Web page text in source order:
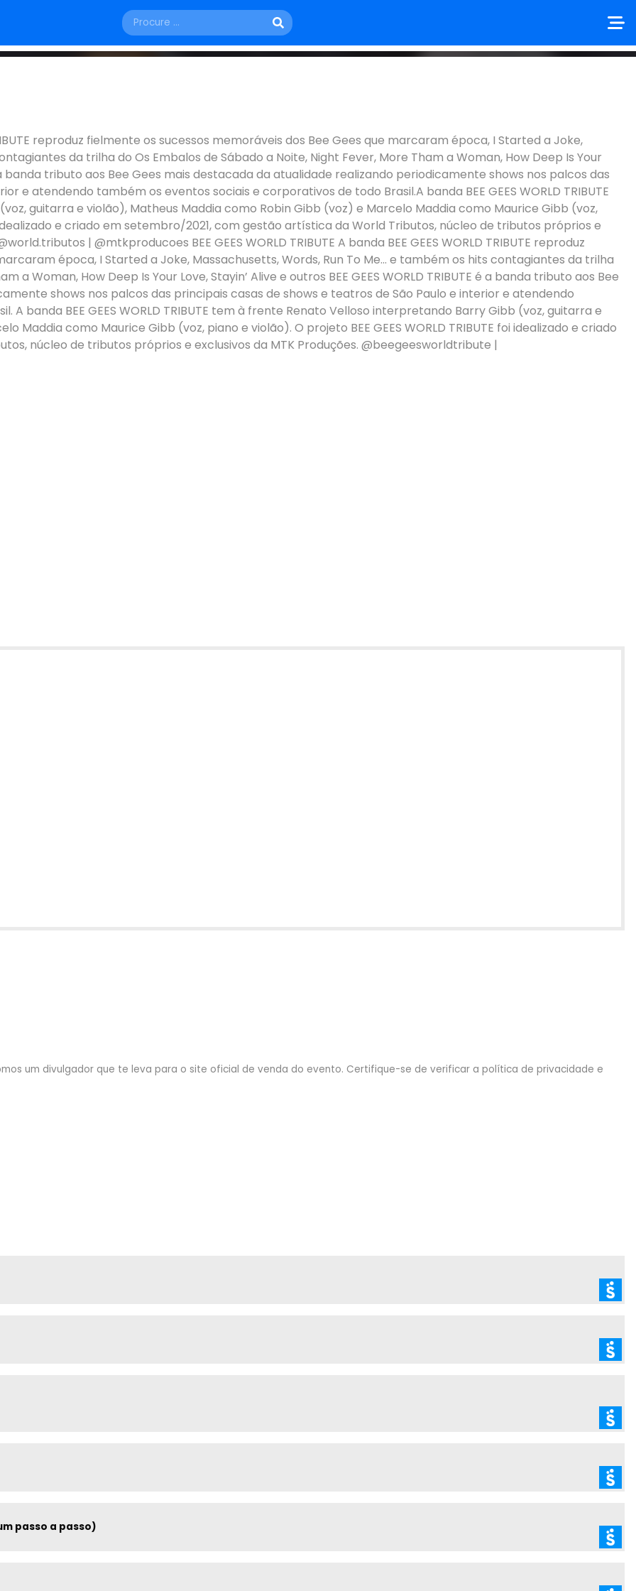
São Paulo - SP
TRIBUTE reproduz fielmente os sucessos memoráveis dos Bee Gees que marcaram época, I Started a Joke,
da trilha do Os Embalos de Sábado a Noite, Night Fever, More Tham a Woman, How Deep Is Your
a banda tributo aos Bee Gees mais destacada da atualidade realizando periodicamente shows nos palcos das
e atendendo também os eventos sociais e corporativos de todo Brasil.A banda BEE GEES WORLD TRIBUTE
guitarra e violão), Matheus Maddia como Robin Gibb (voz) e Marcelo Maddia como Maurice Gibb (voz,
idealizado e criado em setembro/2021, com gestão artística da World Tributos, núcleo de tributos próprios e
| @mtkproducoes BEE GEES WORLD TRIBUTE A banda BEE GEES WORLD TRIBUTE reproduz
época, I Started a Joke, Massachusetts, Words, Run To Me... e também os hits contagiantes da trilha
a Woman, How Deep Is Your Love, Stayin’ Alive e outros BEE GEES WORLD TRIBUTE é a banda tributo aos Bee
shows nos palcos das principais casas de shows e teatros de São Paulo e interior e atendendo
banda BEE GEES WORLD TRIBUTE tem à frente Renato Velloso interpretando Barry Gibb (voz, guitarra e
Maddia como Maurice Gibb (voz, piano e violão). O projeto BEE GEES WORLD TRIBUTE foi idealizado e criado
núcleo de tributos próprios e exclusivos da MTK Produções. @beegeesworldtribute |
um divulgador que te leva para o site oficial de venda do evento. Certifique-se de verificar a política de privacidade e
passo a passo)